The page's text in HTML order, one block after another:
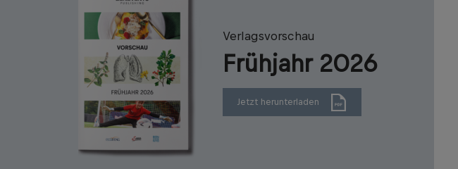
Verlagsvorschau
Frühjahr 2026
Jetzt herunterladen